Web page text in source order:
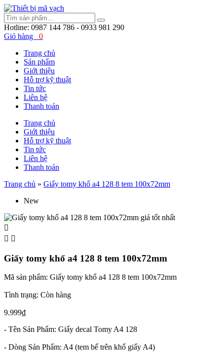
Hotline: 0987 144 786 - 0933 981 290
Giỏ hàng
0
Trang chủ
Sản phẩm
Giới thiệu
Hỗ trợ kỹ thuật
Tin tức
Liên hệ
Thanh toán
Trang chủ
Giới thiệu
Hỗ trợ kỹ thuật
Tin tức
Liên hệ
Thanh toán
Trang chủ » Giấy tomy khổ a4 128 8 tem 100x72mm
New

 
Giấy tomy khổ a4 128 8 tem 100x72mm
Mã sản phẩm: Giấy tomy khổ a4 128 8 tem 100x72mm
Tình trạng: Còn hàng
9.999₫
- Tên Sản Phẩm: Giấy decal Tomy A4 128
- Dòng Sản Phẩm: A4 (tem bế trên khổ giấy A4)